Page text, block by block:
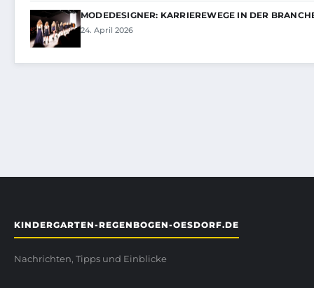
MODEDESIGNER: KARRIEREWEGE IN DER
24. April 2026
KINDERGARTEN-REGENBOGEN-OESDORF.DE
Nachrichten, Tipps und Einblicke